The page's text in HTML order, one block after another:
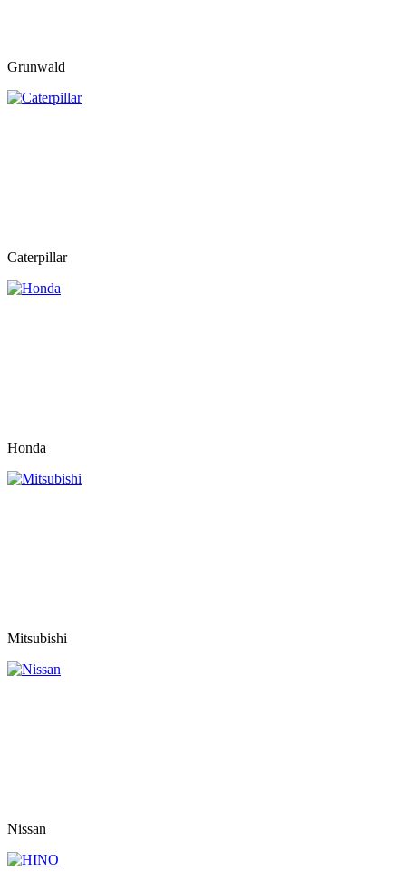
Grunwald
Caterpillar
Honda
Mitsubishi
Nissan